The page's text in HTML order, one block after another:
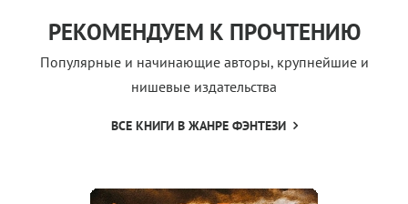
РЕКОМЕНДУЕМ К ПРОЧТЕНИЮ
Популярные и начинающие авторы, крупнейшие и
нишевые издательства
ВСЕ КНИГИ В ЖАНРЕ ФЭНТЕЗИ